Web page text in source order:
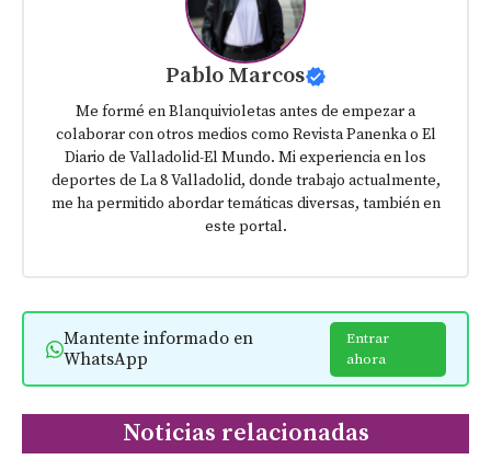
Pablo Marcos
Me formé en Blanquivioletas antes de empezar a
colaborar con otros medios como Revista Panenka o El
Diario de Valladolid-El Mundo. Mi experiencia en los
deportes de La 8 Valladolid, donde trabajo actualmente,
me ha permitido abordar temáticas diversas, también en
este portal.
Mantente informado en
WhatsApp
Entrar
ahora
Noticias relacionadas